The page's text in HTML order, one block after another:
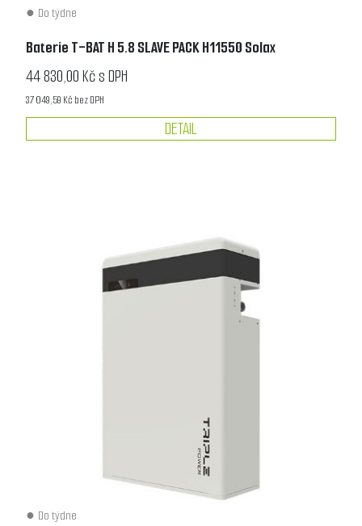
Do týdne
Baterie T-BAT H 5.8 SLAVE PACK H11550 Solax
44 830,00 Kč s DPH
37 049,59 Kč bez DPH
DETAIL
Do týdne